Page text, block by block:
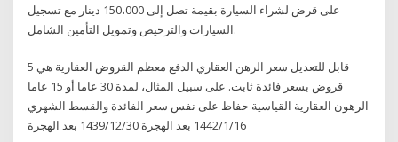
على قرض لشراء السيارة بقيمة تصل إلى 150،000 دينار مع تسجيل
السيارات والترخيص وتمويل التأمين الشامل.
5 قابل للتعديل سعر الرهن العقاري الدفع معظم القروض العقارية هي
قروض بسعر فائدة ثابت. على سبيل المثال، لمدة 30 عاما أو 15 عاما
الرهون العقارية القياسية حفاظ على نفس سعر الفائدة والقسط الشهري
16‏‏/1‏‏/1442 بعد الهجرة 30‏‏/12‏‏/1439 بعد الهجرة